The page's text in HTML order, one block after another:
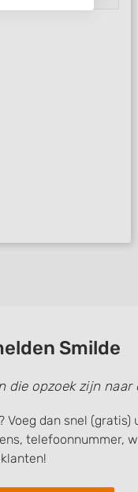
Smilde
opzoek zijn naar
dan snel (gratis)
telefoonnummer,